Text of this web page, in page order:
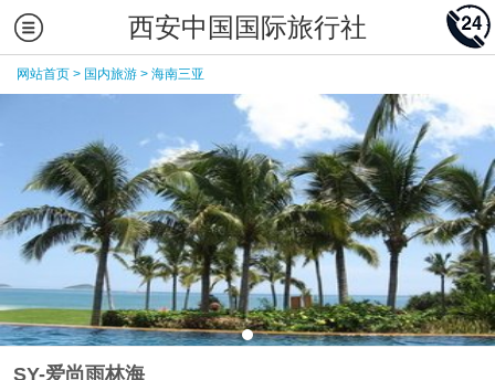
西安中国国际旅行社
网站首页 > 国内旅游 > 海南三亚
SY-爱尚雨林海